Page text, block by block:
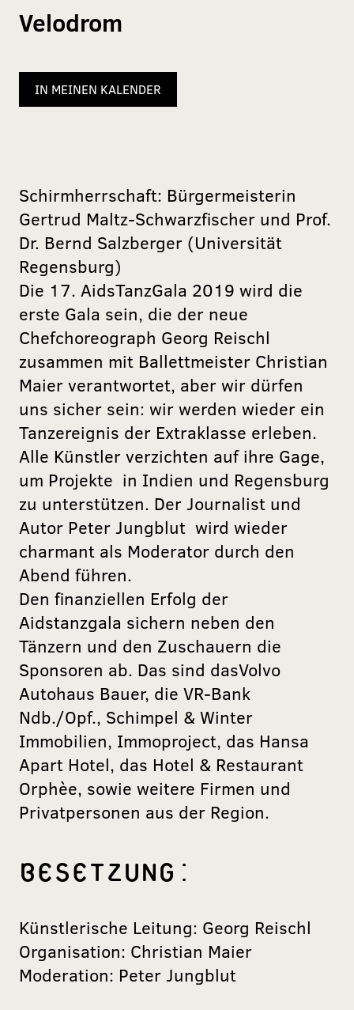
Velodrom
IN MEINEN KALENDER
Schirmherrschaft: Bürgermeisterin
Gertrud Maltz-Schwarzfischer und Prof.
Dr. Bernd Salzberger (Universität
Regensburg)
Die 17. AidsTanzGala 2019 wird die
erste Gala sein, die der neue
Chefchoreograph Georg Reischl
zusammen mit Ballettmeister Christian
Maier verantwortet, aber wir dürfen
uns sicher sein: wir werden wieder ein
Tanzereignis der Extraklasse erleben.
Alle Künstler verzichten auf ihre Gage,
um Projekte in Indien und Regensburg
zu unterstützen. Der Journalist und
Autor Peter Jungblut wird wieder
charmant als Moderator durch den
Abend führen.
Den finanziellen Erfolg der
Aidstanzgala sichern neben den
Tänzern und den Zuschauern die
Sponsoren ab. Das sind dasVolvo
Autohaus Bauer, die VR-Bank
Ndb./Opf., Schimpel & Winter
Immobilien, Immoproject, das Hansa
Apart Hotel, das Hotel & Restaurant
Orphèe, sowie weitere Firmen und
Privatpersonen aus der Region.
BESETZUNG:
Künstlerische Leitung: Georg Reischl
Organisation: Christian Maier
Moderation: Peter Jungblut